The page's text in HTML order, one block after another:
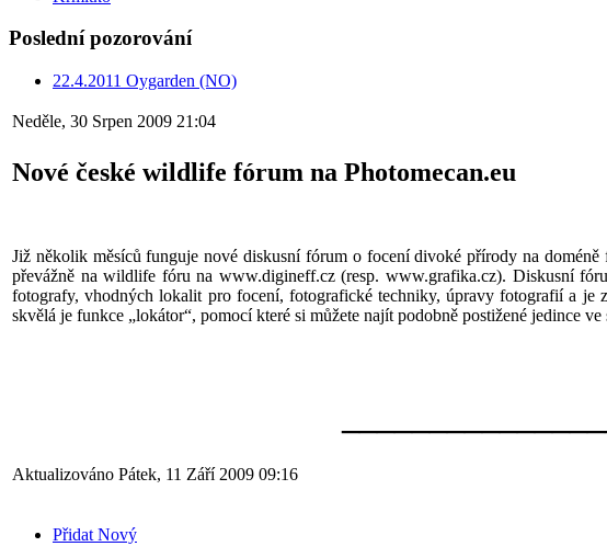
Poslední pozorování
22.4.2011 Oygarden (NO)
Neděle, 30 Srpen 2009 21:04
Nové české wildlife fórum na Photomecan.eu
Již několik měsíců funguje nové diskusní fórum o focení divoké přírody na
převážně na wildlife fóru na www.digineff.cz (resp. www.grafika.cz). Diskusní
fotografy, vhodných lokalit pro focení, fotografické techniky, úpravy fotografií a je
skvělá je funkce „lokátor“, pomocí které si můžete najít podobně postižené jedince
Aktualizováno Pátek, 11 Září 2009 09:16
Přidat Nový